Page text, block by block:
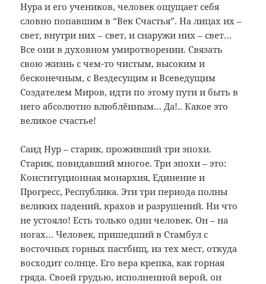
Нура и его учеников, человек ощущает себя
словно попавшим в “Век Счастья”. На лицах их –
свет, внутри них – свет, и снаружи них – свет…
Все они в духовном умиротворении. Связать
свою жизнь с чем-то чистым, высоким и
бесконечным, с Вездесущим и Всеведущим
Создателем Миров, идти по этому пути и быть в
него абсолютно влюблённым… Да!.. Какое это
великое счастье!
Саид Нур – старик, проживший три эпохи.
Старик, повидавший многое. Три эпохи – это:
Конституционная монархия, Единение и
Прогресс, Республика. Эти три периода полны
великих падений, крахов и разрушений. Ни что
не устояло! Есть только один человек. Он – на
ногах… Человек, пришедший в Стамбул с
восточных горных пастбищ, из тех мест, откуда
восходит солнце. Его вера крепка, как горная
гряда. Своей грудью, исполненной верой, он